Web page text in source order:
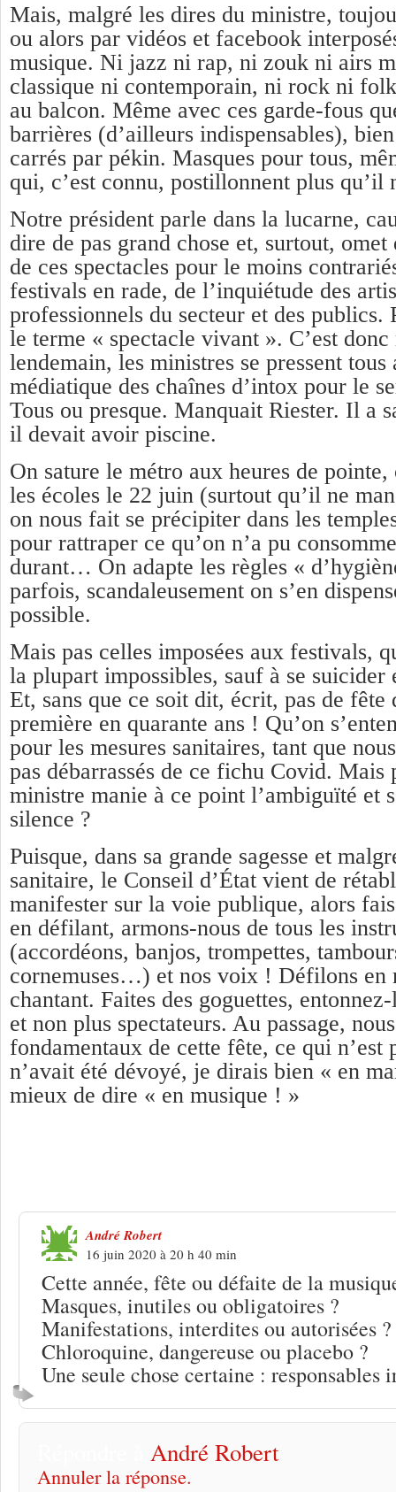
Mais, malgré les dires du ministre,
ou alors par vidéos et facebook
musique. Ni jazz ni rap, ni zouk ni airs
classique ni contemporain, ni rock ni
au balcon. Même avec ces garde-fous
barrières (d’ailleurs indispensables),
carrés par pékin. Masques pour tous,
qui, c’est connu, postillonnent plus qu’il
Notre président parle dans la lucarne,
dire de pas grand chose et, surtout,
de ces spectacles pour le moins
festivals en rade, de l’inquiétude des
professionnels du secteur et des publics.
le terme « spectacle vivant ». C’est
lendemain, les ministres se pressent tous
médiatique des chaînes d’intox pour le
Tous ou presque. Manquait Riester. Il a
il devait avoir piscine.
On sature le métro aux heures de
les écoles le 22 juin (surtout qu’il ne
on nous fait se précipiter dans les
pour rattraper ce qu’on n’a pu
durant… On adapte les règles «
parfois, scandaleusement on s’en
possible.
Mais pas celles imposées aux festivals,
la plupart impossibles, sauf à se suicider
Et, sans que ce soit dit, écrit, pas de fête
première en quarante ans ! Qu’on
pour les mesures sanitaires, tant que
pas débarrassés de ce fichu Covid. Mais
ministre manie à ce point l’ambiguïté et
silence ?
Puisque, dans sa grande sagesse et
sanitaire, le Conseil d’État vient de
manifester sur la voie publique, alors
en défilant, armons-nous de tous les
(accordéons, banjos, trompettes,
cornemuses…) et nos voix ! Défilons en
chantant. Faites des goguettes,
et non plus spectateurs. Au passage,
fondamentaux de cette fête, ce qui n’est
n’avait été dévoyé, je dirais bien « en
mieux de dire « en musique ! »
André Robert
16 juin 2020 à 20 h 40 min
Cette année, fête ou défaite de la
Masques, inutiles ou obligatoires ?
Manifestations, interdites ou autorisées ?
Chloroquine, dangereuse ou placebo ?
Une seule chose certaine : responsables
André Robert
Annuler la réponse.